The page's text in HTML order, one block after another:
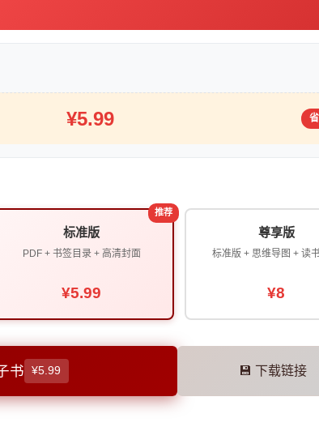
¥5.99
推荐
标准版
PDF + 书签目录 + 高清封面
¥5.99
尊享版
标准版 + 思维导图 + 读
¥8
书 ¥5.99 💾 下载链接